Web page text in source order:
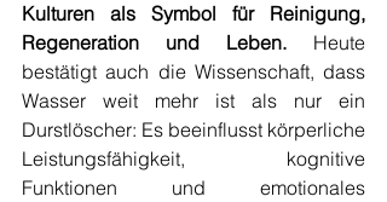
Kulturen als Symbol für Reinigung,
Regeneration und Leben. Heute
bestätigt auch die Wissenschaft, dass
Wasser weit mehr ist als nur ein
Durstlöscher: Es beeinflusst körperliche
Leistungsfähigkeit, kognitive
Funktionen und emotionales